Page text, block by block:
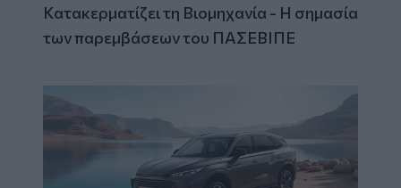
Κατακερματίζει τη Βιομηχανία - Η σημασία
των παρεμβάσεων του ΠΑΣΕΒΙΠΕ